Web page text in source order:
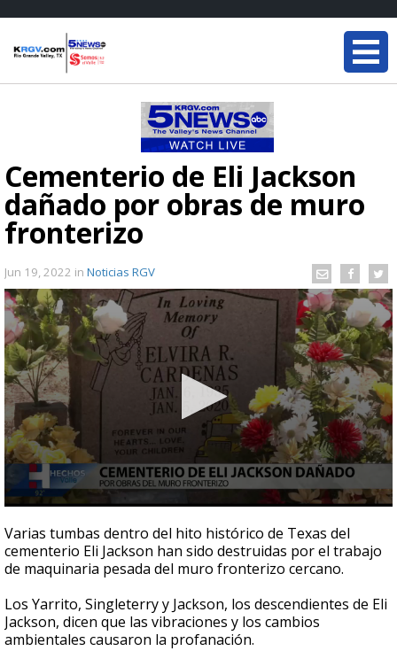
Cementerio de Eli Jackson
dañado por obras de muro
fronterizo
Jun 19, 2022 in Noticias RGV
seconds
of
2
minutes,
seconds
Varias tumbas dentro del hito histórico de Texas del
cementerio Eli Jackson han sido destruidas por el trabajo
de maquinaria pesada del muro fronterizo cercano.
Los Yarrito, Singleterry y Jackson, los descendientes de Eli
Jackson, dicen que las vibraciones y los cambios
ambientales causaron la profanación.